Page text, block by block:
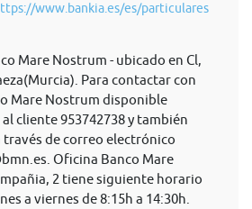
www.bankia.es/es/particulares
Mare Nostrum - ubicado en Cl,
Para contactar con
Mare Nostrum disponible
cliente 953742738 y también
de correo electrónico
. Oficina Banco Mare
2 tiene siguiente horario
a viernes de 8:15h a 14:30h.